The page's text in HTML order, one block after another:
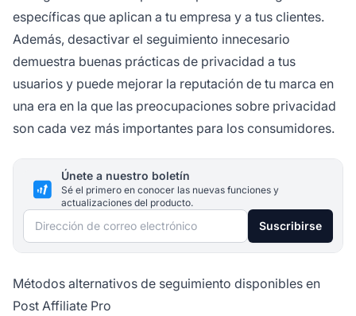
específicas que aplican a tu empresa y a tus clientes.
Además, desactivar el seguimiento innecesario
demuestra buenas prácticas de privacidad a tus
usuarios y puede mejorar la reputación de tu marca en
una era en la que las preocupaciones sobre privacidad
son cada vez más importantes para los consumidores.
Únete a nuestro boletín
Sé el primero en conocer las nuevas funciones y
actualizaciones del producto.
Dirección de correo electrónico Suscribirse
Métodos alternativos de seguimiento disponibles en
Post Affiliate Pro